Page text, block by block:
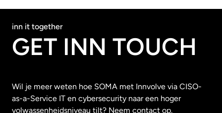
inn it together
GET INN TOUCH
Wil je meer weten hoe SOMA met Innvolve via CISO-
as-a-Service IT en cybersecurity naar een hoger
volwassenheidsniveau tilt? Neem contact op.